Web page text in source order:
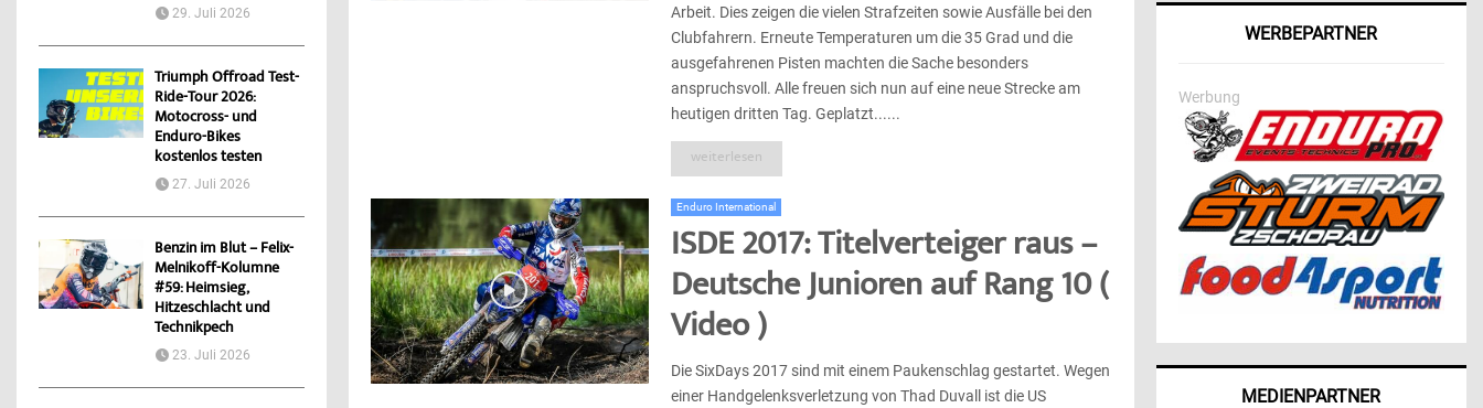
Arbeit. Dies zeigen die vielen Strafzeiten sowie Ausfälle bei den
Clubfahrern. Erneute Temperaturen um die 35 Grad und die
ausgefahrenen Pisten machten die Sache besonders
anspruchsvoll. Alle freuen sich nun auf eine neue Strecke am
heutigen dritten Tag. Geplatzt......
weiterlesen
Enduro International
ISDE 2017: Titelverteiger raus –
Deutsche Junioren auf Rang 10 (
Video )
Die SixDays 2017 sind mit einem Paukenschlag gestartet. Wegen
einer Handgelenksverletzung von Thad Duvall ist die US
29. Juli 2026
Triumph Offroad Test-
Ride-Tour 2026:
Motocross- und
Enduro-Bikes
kostenlos testen
27. Juli 2026
Benzin im Blut – Felix-
Melnikoff-Kolumne
#59: Heimsieg,
Hitzeschlacht und
Technikpech
23. Juli 2026
WERBEPARTNER
Werbung
MEDIENPARTNER